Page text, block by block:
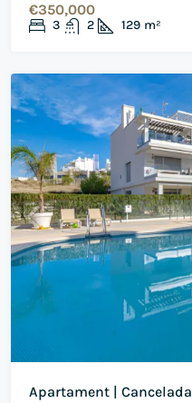
€350,000
3 2 129 m²
Apartament | Cancelada